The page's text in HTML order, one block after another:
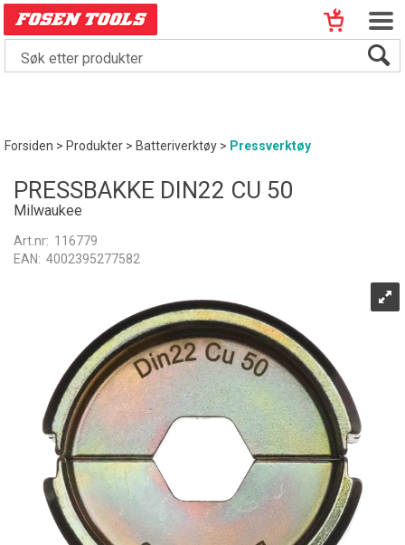
Forsiden>Produkter>Batteriverktøy> Pressverktøy
PRESSBAKKE DIN22 CU 50
Milwaukee
Art.nr: 116779
EAN: 4002395277582